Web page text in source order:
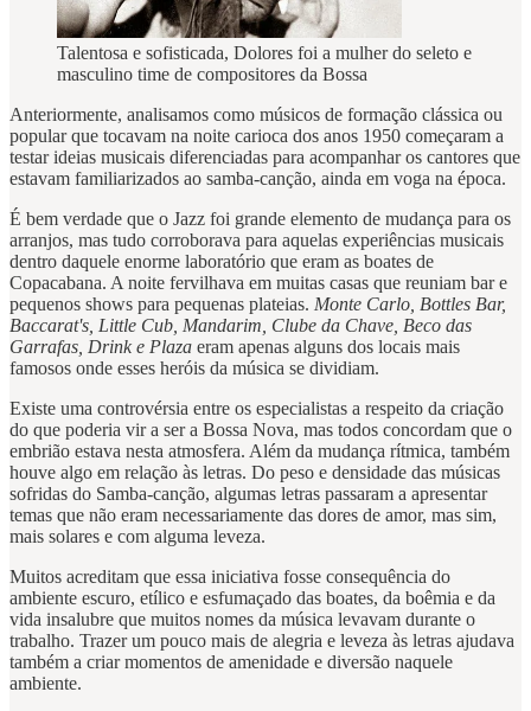
Talentosa e sofisticada, Dolores foi a mulher do seleto e
masculino time de compositores da Bossa
Anteriormente, analisamos como músicos de formação clássica ou
popular que tocavam na noite carioca dos anos 1950 começaram a
testar ideias musicais diferenciadas para acompanhar os cantores que
estavam familiarizados ao samba-canção, ainda em voga na época.
É bem verdade que o Jazz foi grande elemento de mudança para os
arranjos, mas tudo corroborava para aquelas experiências musicais
dentro daquele enorme laboratório que eram as boates de
Copacabana. A noite fervilhava em muitas casas que reuniam bar e
pequenos shows para pequenas plateias. Monte Carlo, Bottles Bar,
Baccarat's, Little Cub, Mandarim, Clube da Chave, Beco das
Garrafas, Drink e Plaza eram apenas alguns dos locais mais
famosos onde esses heróis da música se dividiam.
Existe uma controvérsia entre os especialistas a respeito da criação
do que poderia vir a ser a Bossa Nova, mas todos concordam que o
embrião estava nesta atmosfera. Além da mudança rítmica, também
houve algo em relação às letras. Do peso e densidade das músicas
sofridas do Samba-canção, algumas letras passaram a apresentar
temas que não eram necessariamente das dores de amor, mas sim,
mais solares e com alguma leveza.
Muitos acreditam que essa iniciativa fosse consequência do
ambiente escuro, etílico e esfumaçado das boates, da boêmia e da
vida insalubre que muitos nomes da música levavam durante o
trabalho. Trazer um pouco mais de alegria e leveza às letras ajudava
também a criar momentos de amenidade e diversão naquele
ambiente.